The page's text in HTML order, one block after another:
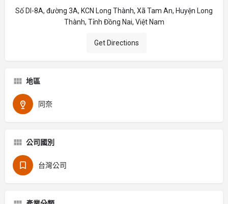
Số DI-8A, đường 3A, KCN Long Thành, Xã Tam An, Huyện Long
Thành, Tỉnh Đồng Nai, Việt Nam
Get Directions
地區
同奈
公司國別
台灣公司